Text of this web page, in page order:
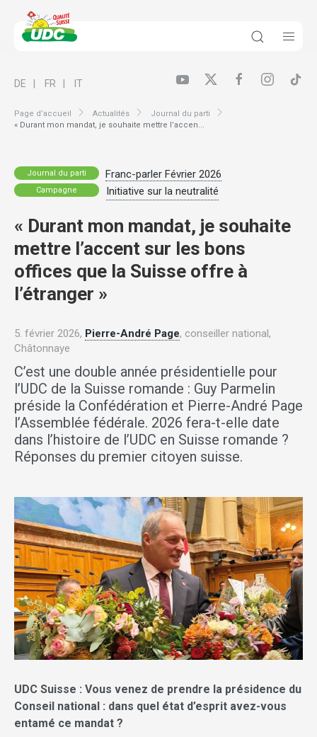
Page d’accueil Actualités
Journal du parti
« Durant mon mandat, je souhaite mettre l’accen...
DE FR IT
Journal du parti Franc-parler Février 2026
Campagne Initiative sur la neutralité
« Durant mon mandat, je souhaite
mettre l’accent sur les bons
offices que la Suisse offre à
l’étranger »
5. février 2026, Pierre-André Page, conseiller national,
Châtonnaye
C’est une double année présidentielle pour
l’UDC de la Suisse romande : Guy Parmelin
préside la Confédération et Pierre-André Page
l’Assemblée fédérale. 2026 fera-t-elle date
dans l’histoire de l’UDC en Suisse romande ?
Réponses du premier citoyen suisse.
UDC Suisse : Vous venez de prendre la présidence du
Conseil national : dans quel état d’esprit avez-vous
entamé ce mandat ?